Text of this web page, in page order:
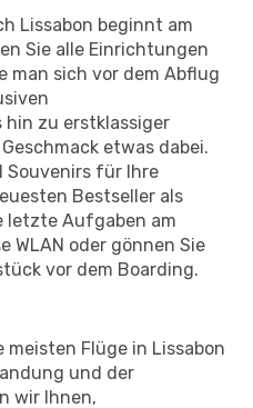
Lissabon beginnt am
Sie alle Einrichtungen
man sich vor dem Abflug
hin zu erstklassiger
etwas dabei.
Souvenirs für Ihre
Bestseller als
letzte Aufgaben am
WLAN oder gönnen Sie
vor dem Boarding.
meisten Flüge in Lissabon
und der
wir Ihnen,